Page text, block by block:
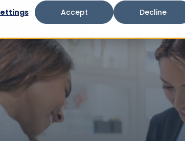
Accept Decline